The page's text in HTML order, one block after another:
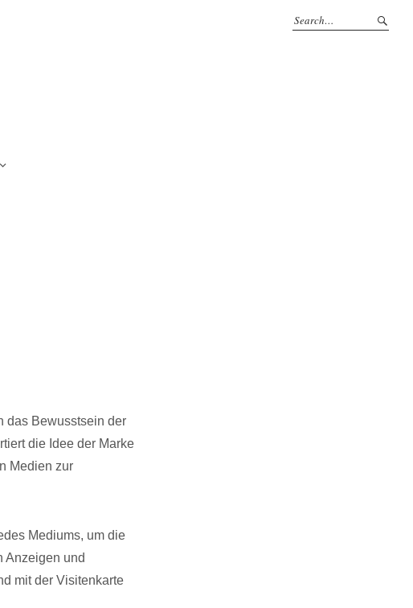
das Bewusstsein der
die Idee der Marke
Medien zur
Mediums, um die
Anzeigen und
mit der Visitenkarte